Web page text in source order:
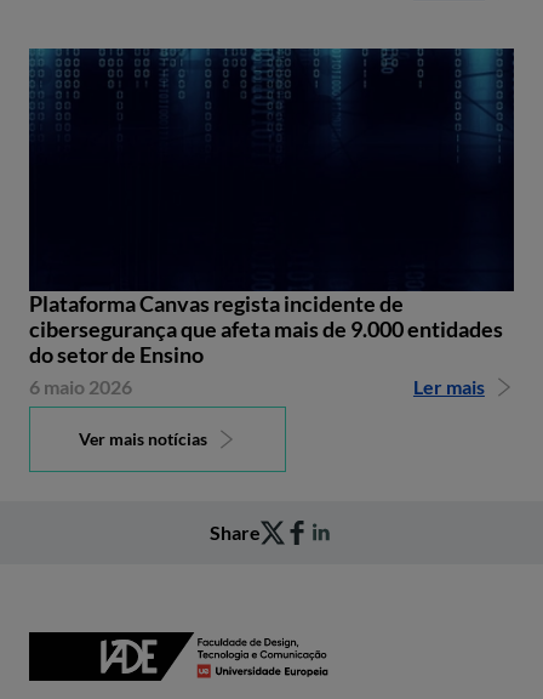
Plataforma Canvas regista incidente de
cibersegurança que afeta mais de 9.000 entidades
do setor de Ensino
6 maio 2026 Ler mais
Ver mais notícias
Share